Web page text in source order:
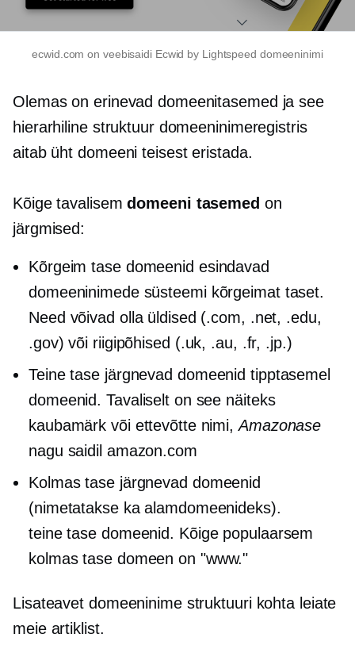
ecwid.com on veebisaidi Ecwid by Lightspeed domeeninimi
Olemas on erinevad domeenitasemed ja see
hierarhiline struktuur domeeninimeregistris
aitab üht domeeni teisest eristada.
Kõige tavalisemdomeeni tasemed on
järgmised:
Kõrgeim tasedomeenid esindavad
domeeninimede süsteemi kõrgeimat taset.
Need võivad olla üldised (.com, .net, .edu,
.gov) või riigipõhised (.uk, .au, .fr, .jp.)
Teine tase järgnevad domeenidtipptasemel
domeenid. Tavaliselt on see näiteks
kaubamärk või ettevõtte nimi,Amazonase
nagu saidil amazon.com
Kolmas tasejärgnevad domeenid
(nimetatakse ka alamdomeenideks).
teine ​​tase domeenid. Kõige populaarsem
kolmas tasedomeen on "www."
Lisateavet domeeninime struktuuri kohta leiate
meie artiklist.